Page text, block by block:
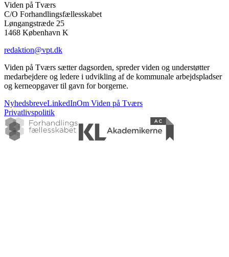
Viden på Tværs
C/O Forhandlingsfællesskabet
Løngangstræde 25
1468 København K
redaktion@vpt.dk
Viden på Tværs sætter dagsorden, spreder viden og understøtter
medarbejdere og ledere i udvikling af de kommunale arbejdspladser
og kerneopgaver til gavn for borgerne.
NyhedsbreveLinkedInOm Viden på Tværs
Privatlivspolitik